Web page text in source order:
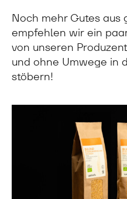
Noch mehr Gutes aus
empfehlen wir ein
von unseren
und ohne Umwege in
stöbern!